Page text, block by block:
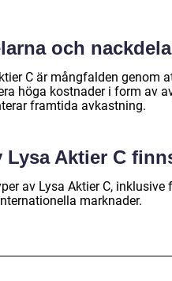
och
C är mångfalden genom
höga kostnader i form av
framtida avkastning.
Lysa Aktier C
av Lysa Aktier C,
marknader.